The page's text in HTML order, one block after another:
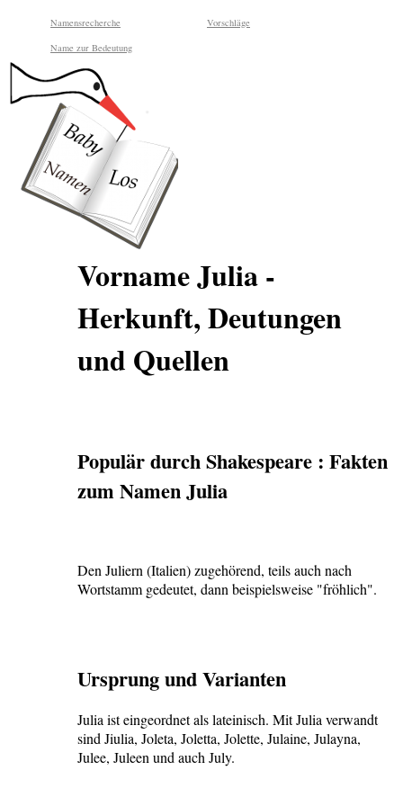
Namensrecherche Vorschläge
Name zur Bedeutung
Vorname Julia -
Herkunft, Deutungen
und Quellen
Populär durch Shakespeare : Fakten
zum Namen Julia
Den Juliern (Italien) zugehörend, teils auch nach
Wortstamm gedeutet, dann beispielsweise "fröhlich".
Ursprung und Varianten
Julia ist eingeordnet als lateinisch. Mit Julia verwandt
sind Jiulia, Joleta, Joletta, Jolette, Julaine, Julayna,
Julee, Juleen und auch July.